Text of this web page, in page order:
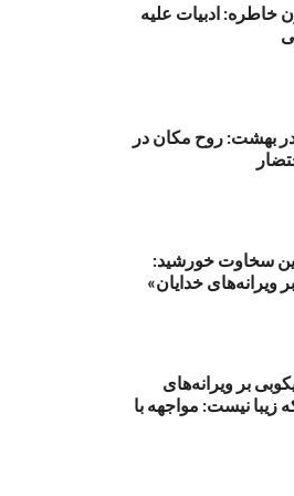
خاطره: ادبیات علیه
بهشت: روح مکان در
سخاوت خورشید:
ویرانه‌های خدایان»
بر ویرانه‌های
نیست: مواجهه با